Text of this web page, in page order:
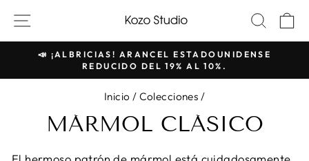
contenido
NAVEGACIÓN DEL SITIO
Presentación
diapositivas
de
pausa
📣 ¡ALBRICIAS! ARANCEL ESTADOUNIDENSE
REDUCIDO DEL 19% AL 10%.
Inicio / Colecciones /
MÁRMOL CLÁSICO